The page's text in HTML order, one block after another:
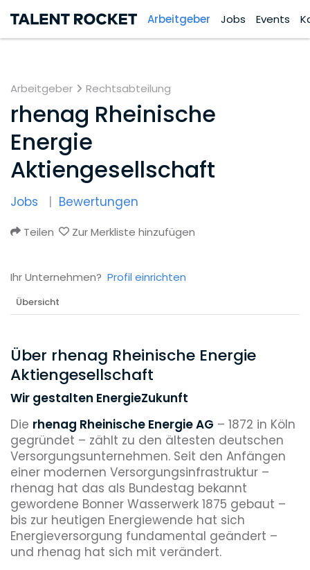
Arbeitgeber Jobs Events
Arbeitgeber Rechtsabteilung
rhenag Rheinische
Energie
Aktiengesellschaft
Jobs Bewertungen
Teilen Zur Merkliste hinzufügen
Ihr Unternehmen? Profil einrichten
Übersicht
Über rhenag Rheinische Energie
Aktiengesellschaft
Wir gestalten EnergieZukunft
Die rhenag Rheinische Energie AG – 1872 in Köln
gegründet – zählt zu den ältesten deutschen
Versorgungsunternehmen. Seit den Anfängen
einer modernen Versorgungsinfrastruktur –
rhenag hat das als Bundestag bekannt
gewordene Bonner Wasserwerk 1875 gebaut –
bis zur heutigen Energiewende hat sich
Energieversorgung fundamental geändert –
und rhenag hat sich mit verändert.